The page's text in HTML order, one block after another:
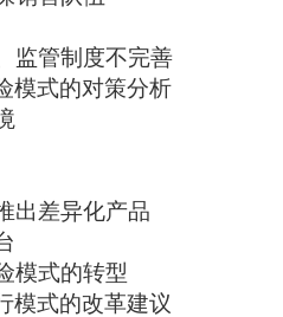
监管制度不完善
模式的对策分析
出差异化产品
模式的转型
模式的改革建议